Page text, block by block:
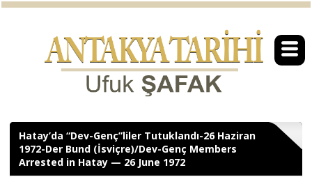
Hatay’da “Dev-Genç”liler Tutuklandı-26 Haziran
1972-Der Bund (İsviçre)/Dev-Genç Members
Arrested in Hatay — 26 June 1972